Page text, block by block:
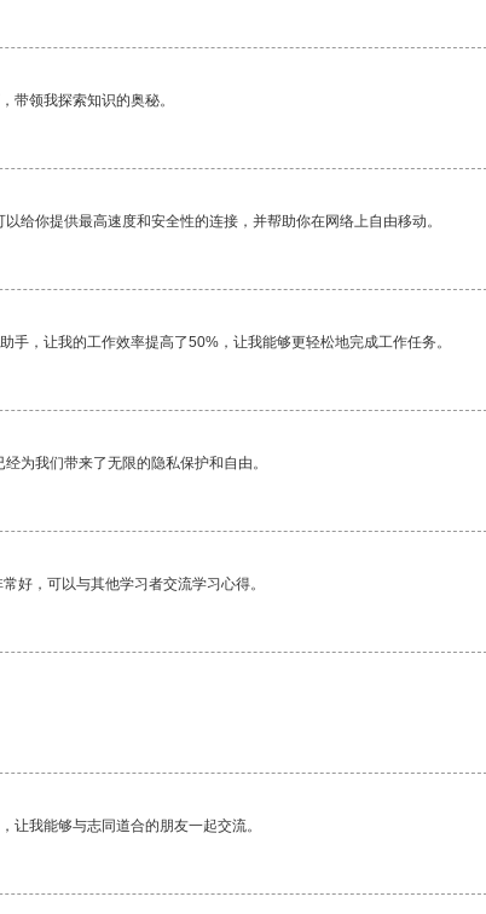
带领我探索知识的奥秘。
给你提供最高速度和安全性的连接，并帮助你在网络上自由移动。
手，让我的工作效率提高了50%，让我能够更轻松地完成工作任务。
为我们带来了无限的隐私保护和自由。
好，可以与其他学习者交流学习心得。
让我能够与志同道合的朋友一起交流。